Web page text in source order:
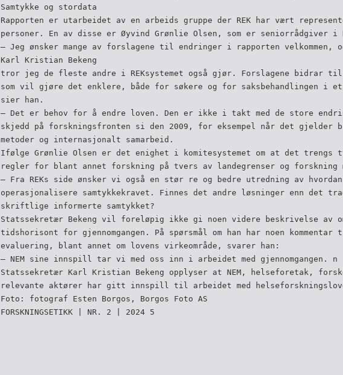
Samtykke og stordata
Rapporten er utarbeidet av en arbeids­ gruppe der REK har vært
personer. En av disse er Øyvind Grønlie Olsen, som er seniorrådgiver i
– Jeg ønsker mange av forslagene til endringer i rapporten velkommen,
Karl Kristian Bekeng
tror jeg de fleste andre i REK­systemet også gjør. Forslagene bidrar
som vil gjøre det enklere, både for søkere og for saksbehandlingen i
sier han.
– Det er behov for å endre loven. Den er ikke i takt med de store
skjedd på forskningsfronten si­ den 2009, for eksempel når det gjelder
metoder og internasjonalt samarbeid.
Ifølge Grønlie Olsen er det enighet i komitesystemet om at det trengs
regler for blant annet forskning på tvers av landegrenser og forskning
– Fra REKs side ønsker vi også en stør­ re og bedre utredning av hvordan
operasjonalisere samtykkekravet. Finnes det andre løsninger enn det
skriftlige informerte samtykket?
Statssekretær Bekeng vil foreløpig ikke gi noen videre beskrivelse av
tidshorisont for gjennomgangen. På spørsmål om han har noen kommentar
evaluering, blant annet om lovens virkeområde, svarer han:
– NEM sine innspill tar vi med oss inn i arbeidet med gjennomgangen. n
Statssekretær Karl Kristian Bekeng opplyser at NEM, helseforetak,
relevante aktører har gitt innspill til arbeidet med
Foto: fotograf Esten Borgos, Borgos Foto AS
FORSKNINGSETIKK | NR. 2 | 2024 5